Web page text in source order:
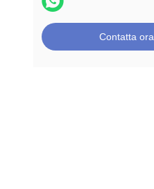
Contatta ora